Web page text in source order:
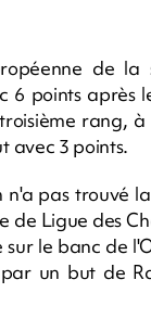
de la
points après
rang,
avec 3 points.
n'a pas trouvé
Ligue des
le banc de
un but de